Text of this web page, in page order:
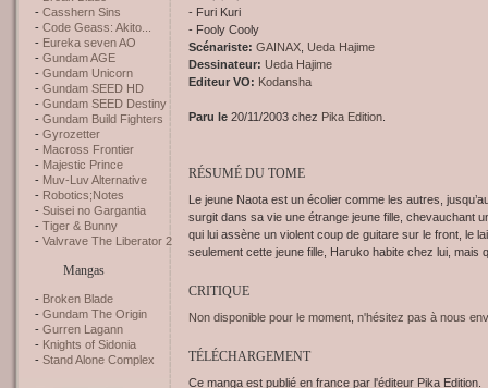
Casshern Sins
Code Geass: Akito...
Eureka seven AO
Gundam AGE
Gundam Unicorn
Gundam SEED HD
Gundam SEED Destiny
Gundam Build Fighters
Gyrozetter
Macross Frontier
Majestic Prince
Muv-Luv Alternative
Robotics;Notes
Suisei no Gargantia
Tiger & Bunny
Valvrave The Liberator 2
Mangas
Broken Blade
Gundam The Origin
Gurren Lagann
Knights of Sidonia
Stand Alone Complex
- Furi Kuri
- Fooly Cooly
Scénariste: GAINAX Ueda Hajime
Dessinateur: Ueda Hajime
Editeur VO: Kodansha
Paru le 20/11/2003 chez Pika Edition
RÉSUMÉ DU TOME
Le jeune Naota est un écolier comme les autres,
surgit dans sa vie une étrange jeune fille, chevauchant
qui lui assène un violent coup de guitare sur le front, le
seulement cette jeune fille, Haruko habite chez lui, mais
CRITIQUE
Non disponible pour le moment, n'hésitez pas à nous
TÉLÉCHARGEMENT
Ce manga est publié en france par l'éditeur Pika Edition.